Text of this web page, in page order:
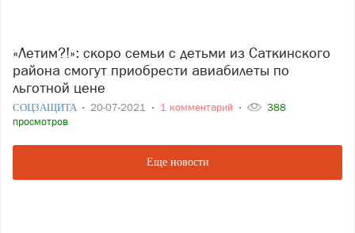
«Летим?!»: скоро семьи с детьми из Саткинского
района смогут приобрести авиабилеты по
льготной цене
СОЦЗАЩИТА 20-07-2021 1 комментарий
388
просмотров
Еще новости